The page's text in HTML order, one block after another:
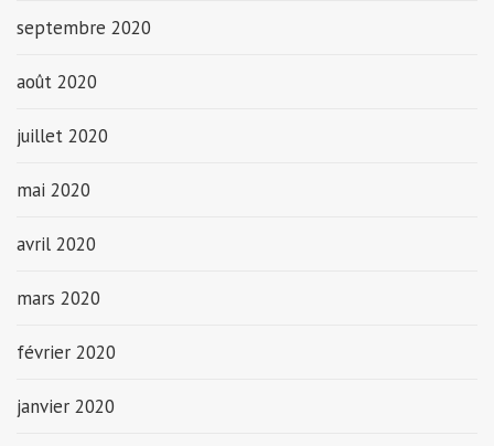
septembre 2020
août 2020
juillet 2020
mai 2020
avril 2020
mars 2020
février 2020
janvier 2020